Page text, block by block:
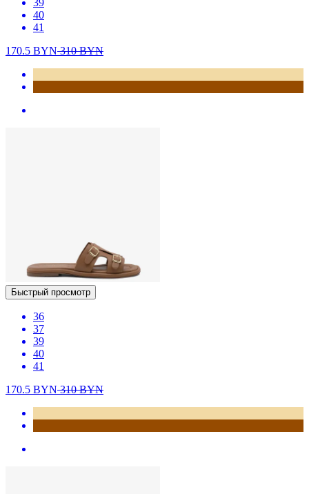
39
40
41
170.5 BYN310BYN
Быстрый просмотр
36
37
39
40
41
170.5 BYN310BYN